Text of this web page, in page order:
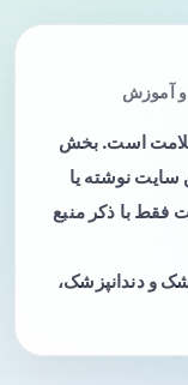
آموزش
است. بخش
سایت نوشته یا
فقط با ذکر منبع
و دندانپزشک،